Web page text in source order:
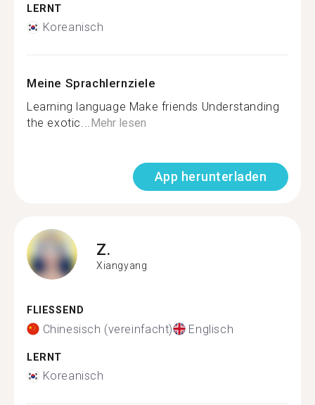
LERNT
Koreanisch
Meine Sprachlernziele
Learning language Make friends Understanding
the exotic...Mehr lesen
App herunterladen
Z.
Xiangyang
FLIESSEND
Chinesisch (vereinfacht) Englisch
LERNT
Koreanisch